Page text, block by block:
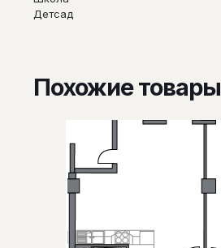
Детсад
Похожие товары